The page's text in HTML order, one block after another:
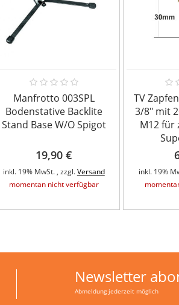
Manfrotto 003SPL
Bodenstative Backlite
Stand Base W/O Spigot
19,90 €
inkl. 19% MwSt. , zzgl. Versand
momentan nicht verfügbar
TV
3/8" mit
M12 für
inkl. 19%
Newsletter
Abmeldung jederzeit möglich